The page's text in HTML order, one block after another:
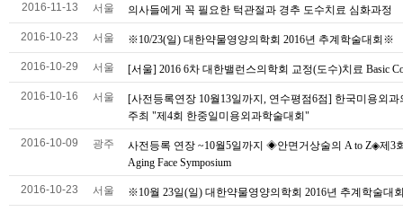
2016-11-13 서울 의사들에게 꼭 필요한 턱관절과 경추 도수치료 심화과정
2016-10-23 서울 ※10/23(일) 대한약물영양의학회 2016년 추계학술대회※
2016-10-29 서울 [서울] 2016 6차 대한밸런스의학회 교정(도수)치료 Basic
2016-10-16 서울
[사전등록연장 10월13일까지, 연수평점6점] 한국미용외과
주최 "제4회 한중일미용외과학술대회"
2016-10-09 광주
사전등록 연장 ~10월5일까지 ◈안면거상술의 A to Z◈제3
Aging Face Symposium
2016-10-23 서울 ※10월 23일(일) 대한약물영양의학회 2016년 추계학술대